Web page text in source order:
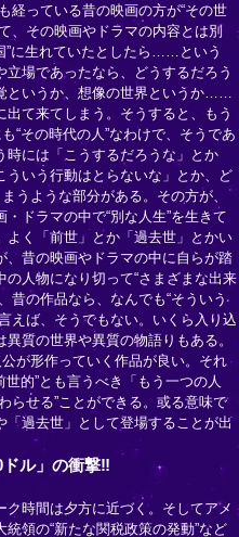
経っている昔の映画の方が“その世
、その映画やドラマの内容とは別
”に生れていたとしたら……という
場であったなら、どうするだろう
いうか、想像の世界というか……
て来てしまう。そうすると、もう
“その時代の人”なわけで、そうであ
時には「こうするだろうな」とか
ういう行動はとらないな」とか、ど
うような部分がある。その方が、
ドラマの中で“別な人生”を生きて
よく「前世」とか「過去世」とかい
、昔の映画やドラマの中に自らが踏
人物になり切って“さまざまな出来
昔の作品なら、なんでも“そういう
えば、そうでもない。いくら入り込
質の世界や異質の物語りもある。
が形作っていく作品が良い。それ
世的”とも言うべき「もう一つの人
らせる”ことができる。或る意味で
「過去世」として登場することが出
ドル」の衝撃‼
時間は夕方に近づく。そしてアメ
領の“新たな関税政策の発動”など